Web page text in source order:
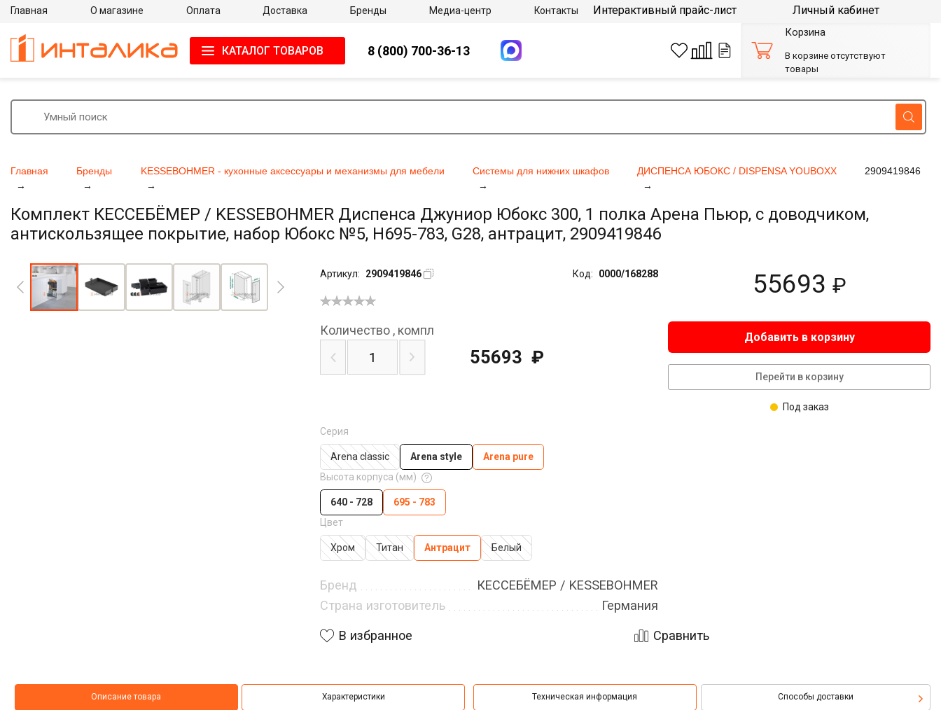
Главная Бренды KESSEBOHMER - кухонные аксессуары и механизмы для мебели Системы для нижних шкафов ДИСПЕНСА ЮБОКС / DISPENSA YOUBOXX 2909419846
Комплект КЕССЕБЁМЕР / KESSEBOHMER Диспенса Джуниор Юбокс 300, 1 полка Арена Пьюр, с доводчиком,
антискользящее покрытие, набор Юбокс №5, H695-783, G28, антрацит, 2909419846
Увеличить фото
Артикул: 2909419846 Код: 0000/168288 55693 ₽
Серия
Arena classic Arena style
Arena pure
Высота корпуса (мм)
640 - 728
695 - 783
Цвет
Хром Титан Антрацит Белый
Бренд
КЕССЕБЁМЕР / KESSEBOHMER
Страна изготовитель
Германия
Количество , компл
55693 ₽
Добавить в корзину
Перейти в корзину
Под заказ
В избранное Сравнить
Описание товара Характеристики Техническая информация Способы доставки
Главная О магазине Оплата Доставка Бренды Медиа-центр Контакты Интерактивный прайс-лист Личный кабинет
КАТАЛОГ ТОВАРОВ 8 (800) 700-36-13
Корзина
В корзине отсутствуют
товары